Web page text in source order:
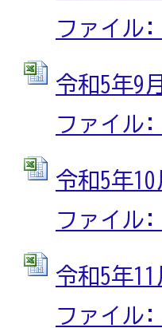
ファイル:
令和5年9
ファイル:
令和5年
ファイル:
令和5年
ファイル: